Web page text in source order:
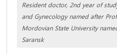
Resident doctor, 2nd year of
and Gynecology named after
Mordovian State University
Saransk